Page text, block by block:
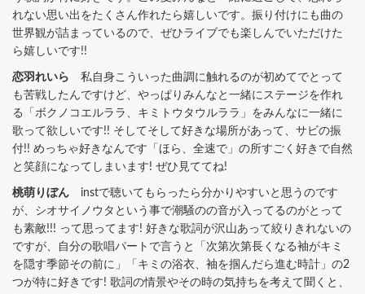
れない思い出をたくさん作れたら嬉しいです。振り付けにも曲の
世界観が詰まっているので、ぜひライブでも楽しんでいただけた
ら嬉しいです!!
恋羽れいら 私自身こういった曲調に触れるのが初めてでとって
も苦戦したんですけど、やっぱりみんなと一緒にステージを作れ
る「ボクノコエルララ、キミトウタウルララ」をみんなに一緒に
歌って欲しいです!! そしてそして好きな場所があって、サビの振
付!! めっちゃ好きなんです「ほら、全速で」の所すごく好きで自然
と笑顔になってしまいます! ぜひ見ててね!
桃萌りぼん instで聴いてもらったら分かりやすいと思うのです
が、シオサイノウタという事で潮騒のの音が入ってるのがとって
も素敵!!! って思ってます! 好きな歌詞が沢山あって絞りきれないの
ですが、自分の歌唱パートで言うと「次第次第長くなる袖がキミ
を隠す季節その前に」「キミの浴衣、袖を掴んだら進む時計」の2
つが特に好きです! 歌詞の情景やその時の気持ちを考えて聞くと、